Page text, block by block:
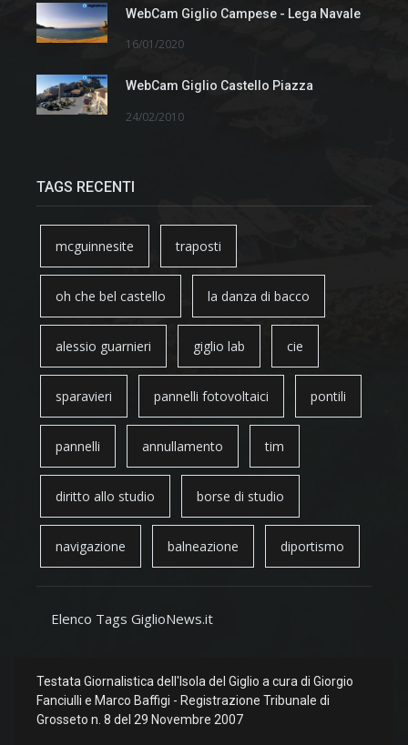
WebCam Giglio Campese - Lega Navale
16/01/2020
WebCam Giglio Castello Piazza
24/02/2010
TAGS RECENTI
mcguinnesite traposti
oh che bel castello la danza di bacco
alessio guarnieri giglio lab cie
sparavieri pannelli fotovoltaici pontili
pannelli annullamento tim
diritto allo studio borse di studio
navigazione balneazione diportismo
Elenco Tags GiglioNews.it
Testata Giornalistica dell'Isola del Giglio a cura di Giorgio
Fanciulli e Marco Baffigi - Registrazione Tribunale di
Grosseto n. 8 del 29 Novembre 2007